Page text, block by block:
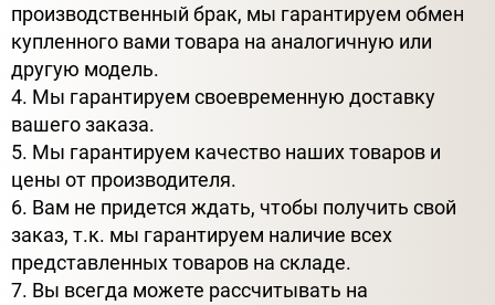
производственный брак, мы гарантируем обмен
купленного вами товара на аналогичную или
другую модель.
4. Мы гарантируем своевременную доставку
вашего заказа.
5. Мы гарантируем качество наших товаров и
цены от производителя.
6. Вам не придется ждать, чтобы получить свой
заказ, т.к. мы гарантируем наличие всех
представленных товаров на складе.
7. Вы всегда можете рассчитывать на